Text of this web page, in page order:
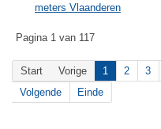
meters Vlaanderen
Pagina 1 van 117
Start Vorige 1 2 3
Volgende
Einde